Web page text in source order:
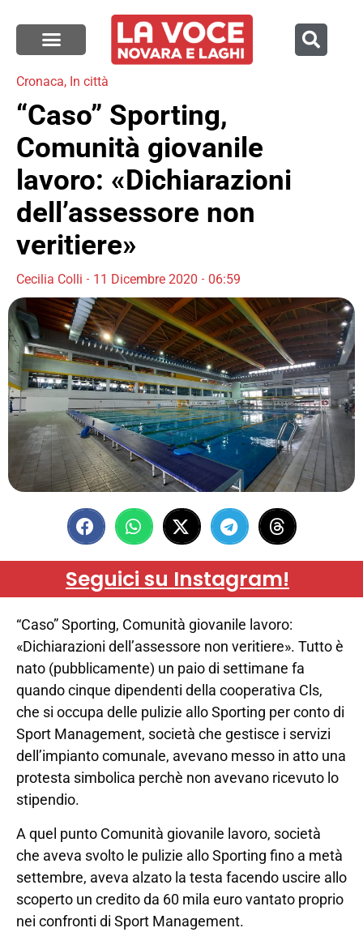
Cronaca, In città
“Caso” Sporting,
Comunità giovanile
lavoro: «Dichiarazioni
dell’assessore non
veritiere»
Cecilia Colli 11 Dicembre 2020 06:59
Seguici su Instagram!
“Caso” Sporting, Comunità giovanile lavoro:
«Dichiarazioni dell’assessore non veritiere». Tutto è
nato (pubblicamente) un paio di settimane fa
quando cinque dipendenti della cooperativa Cls,
che si occupa delle pulizie allo Sporting per conto di
Sport Management, società che gestisce i servizi
dell’impianto comunale, avevano messo in atto una
protesta simbolica perchè non avevano ricevuto lo
stipendio.
A quel punto Comunità giovanile lavoro, società
che aveva svolto le pulizie allo Sporting fino a metà
settembre, aveva alzato la testa facendo uscire allo
scoperto un credito da 60 mila euro vantato proprio
nei confronti di Sport Management.